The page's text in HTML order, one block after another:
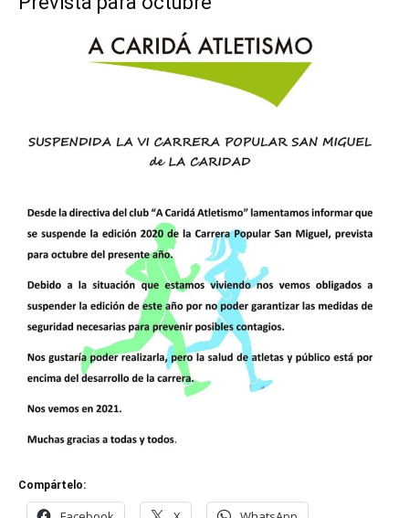
Compártelo: